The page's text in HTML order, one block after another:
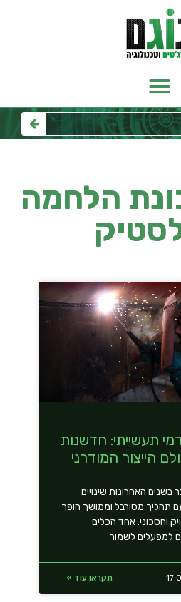
הלחמה
תעשייתי: חדשנות
הייצור המודרני
בשנים האחרונות שינויים
תהליך מסורבל וממושך הופך
וחסכוני. אחד הכלים
למפעלים לשמור
תקראו עוד »